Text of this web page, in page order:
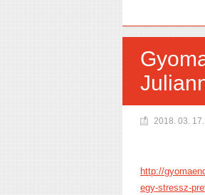
2018. 03. 17.
http://
egy-stressz-